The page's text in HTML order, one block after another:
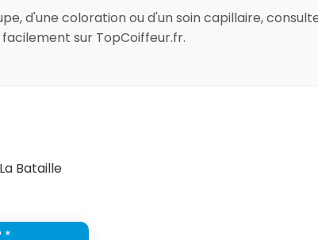
d'une coloration ou d'un soin capillaire,
sur TopCoiffeur.fr.
Bataille
*